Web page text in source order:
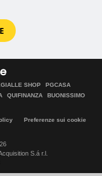
SHOP
PGCASA
QUIFINANZA
BUONISSIMO
Preferenze sui cookie
S.á r.l.